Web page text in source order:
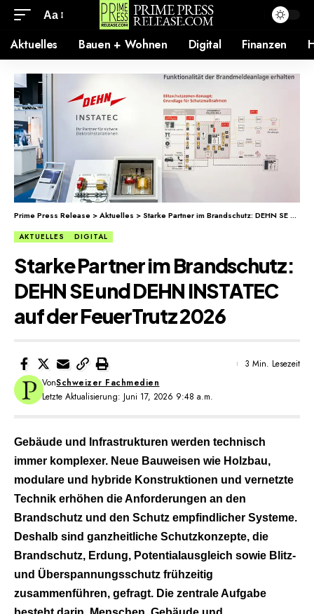
Aa
Aktuelles Bauen + Wohnen Digital Finanzen
Prime Press Release >Aktuelles > Starke Partner im Brandschutz: DEHN SE und DEHN INSTATEC auf der FeuerTrutz 2026
AKTUELLES DIGITAL
Starke Partner im Brandschutz:
DEHN SE und DEHN INSTATEC
auf der FeuerTrutz 2026
Letzte Aktualisierung: Juni 17, 2026 9:48 a.m.
VonSchweizer Fachmedien
3 Min. Lesezeit
Gebäude und Infrastrukturen werden technisch
immer komplexer. Neue Bauweisen wie Holzbau,
modulare und hybride Konstruktionen und vernetzte
Technik erhöhen die Anforderungen an den
Brandschutz und den Schutz empfindlicher Systeme.
Deshalb sind ganzheitliche Schutzkonzepte, die
Brandschutz, Erdung, Potentialausgleich sowie Blitz-
und Überspannungsschutz frühzeitig
zusammenführen, gefragt. Die zentrale Aufgabe